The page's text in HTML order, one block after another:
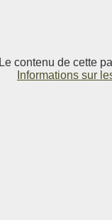
Le contenu de cette
Informations sur